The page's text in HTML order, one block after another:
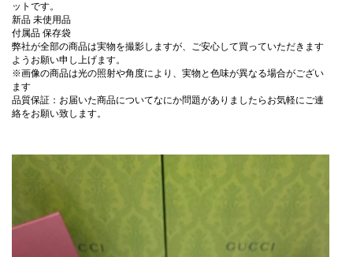
ットです。
新品 未使用品
付属品 保存袋
弊社が全部の商品は実物を撮影しますが、ご安心して買っていただきます
ようお願い申し上げます。
※画像の商品は光の照射や角度により、実物と色味が異なる場合がござい
ます
品質保証：お届いた商品についてなにか問題がありましたらお気軽にご連
絡をお願い致します。